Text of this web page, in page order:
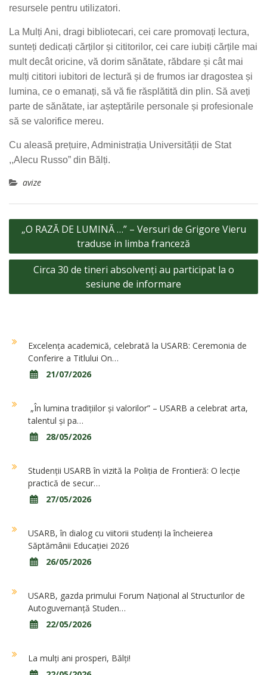
resursele pentru utilizatori.
La Mulți Ani, dragi bibliotecari, cei care promovați lectura,
sunteți dedicați cărților și cititorilor, cei care iubiți cărțile mai
mult decât oricine, vă dorim sănătate, răbdare și cât mai
mulți cititori iubitori de lectură și de frumos iar dragostea și
lumina, ce o emanați, să vă fie răsplătită din plin. Să aveți
parte de sănătate, iar așteptările personale și profesionale
să se valorifice mereu.
Cu aleasă prețuire, Administrația Universității de Stat
,,Alecu Russo” din Bălți.
avize
Navigare
articole
„O RAZĂ DE LUMINĂ …” – Versuri de Grigore Vieru
traduse in limba franceză
Circa 30 de tineri absolvenți au participat la o
sesiune de informare
Excelența academică, celebrată la USARB: Ceremonia de
Conferire a Titlului On…
21/07/2026
„În lumina tradițiilor și valorilor” – USARB a celebrat arta,
talentul și pa…
28/05/2026
Studenții USARB în vizită la Poliția de Frontieră: O lecție
practică de secur…
27/05/2026
USARB, în dialog cu viitorii studenți la încheierea
Săptămânii Educației 2026
26/05/2026
USARB, gazda primului Forum Național al Structurilor de
Autoguvernanță Studen…
22/05/2026
La mulți ani prosperi, Bălți!